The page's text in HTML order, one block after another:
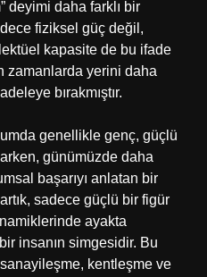
deyimi daha farklı bir
fiziksel güç değil,
kapasite de bu ifade
zamanlarda yerini daha
bırakmıştır.
genellikle genç, güçlü
günümüzde daha
başarıyı anlatan bir
sadece güçlü bir figür
ayakta
insanın simgesidir. Bu
kentleşme ve